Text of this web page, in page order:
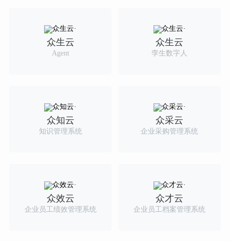
众生云
Agent
众生云
孪生数字人
众知云
知识管理系统
众采云
企业采购管理系统
众效云
企业员工绩效管理系统
众才云
企业员工档案管理系统